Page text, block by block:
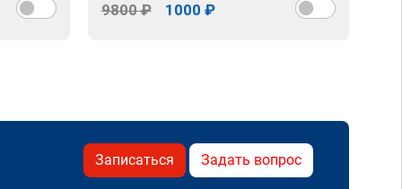
9800 ₽ 1000 ₽
Записаться Задать вопрос